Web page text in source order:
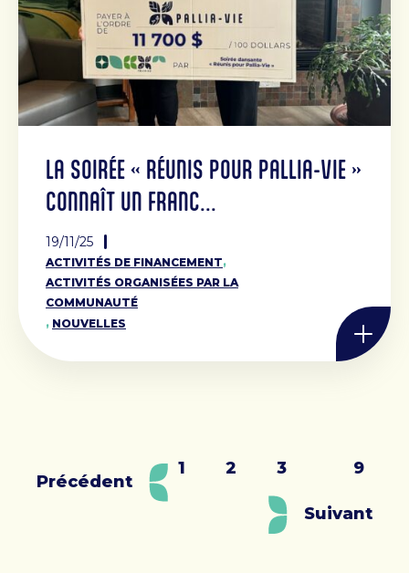
LA SOIRÉE « RÉUNIS POUR PALLIA-VIE »
CONNAÎT UN FRANC...
19/11/25
ACTIVITÉS DE FINANCEMENT,
ACTIVITÉS ORGANISÉES PAR LA
COMMUNAUTÉ
, NOUVELLES
PAGINATION
Précédent
1 2 3 9
Suivant